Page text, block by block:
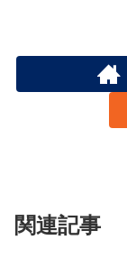
関連記事